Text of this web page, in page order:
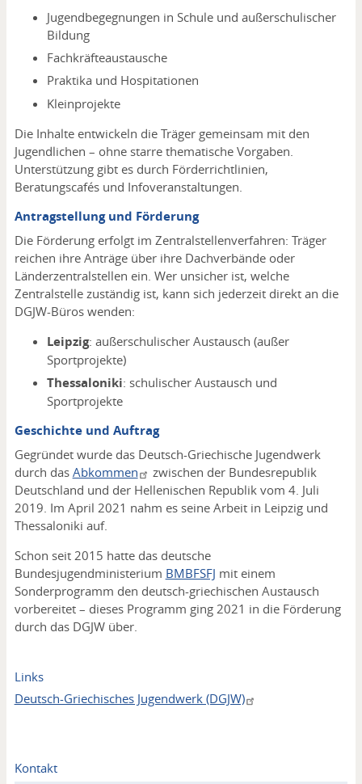
Jugendbegegnungen in Schule und außerschulischer
Bildung
Fachkräfteaustausche
Praktika und Hospitationen
Kleinprojekte
Die Inhalte entwickeln die Träger gemeinsam mit den
Jugendlichen – ohne starre thematische Vorgaben.
Unterstützung gibt es durch Förderrichtlinien,
Beratungscafés und Infoveranstaltungen.
Antragstellung und Förderung
Die Förderung erfolgt im Zentralstellenverfahren: Träger
reichen ihre Anträge über ihre Dachverbände oder
Länderzentralstellen ein. Wer unsicher ist, welche
Zentralstelle zuständig ist, kann sich jederzeit direkt an die
DGJW-Büros wenden:
Leipzig: außerschulischer Austausch (außer
Sportprojekte)
Thessaloniki: schulischer Austausch und
Sportprojekte
Geschichte und Auftrag
Gegründet wurde das Deutsch-Griechische Jugendwerk
durch das Abkommen
zwischen der Bundesrepublik
Deutschland und der Hellenischen Republik vom 4. Juli
2019. Im April 2021 nahm es seine Arbeit in Leipzig und
Thessaloniki auf.
Schon seit 2015 hatte das deutsche
Bundesjugendministerium BMBFSFJ mit einem
Sonderprogramm den deutsch-griechischen Austausch
vorbereitet – dieses Programm ging 2021 in die Förderung
durch das DGJW über.
Links
Deutsch-Griechisches Jugendwerk (DGJW)
Kontakt